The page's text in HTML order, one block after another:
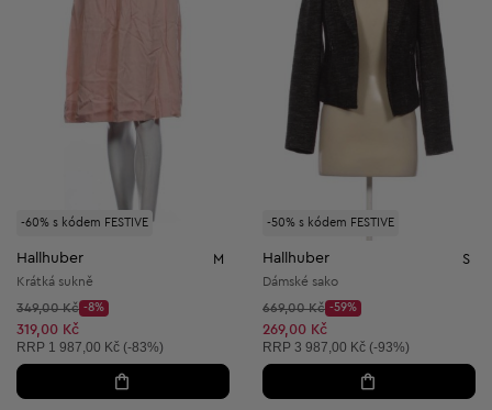
-60% s kódem FESTIVE
Hallhuber M
Krátká sukně
Původní cena:
349,00 Kč
Discount Price:
-8%
Snížená cena:
319,00 Kč
Doporučená cena:
RRP 1 987,00 Kč (-83%)
-50% s kódem FESTIVE
Hallhuber S
Dámské sako
Původní cena:
669,00 Kč
Discount Price:
-59%
Snížená cena:
269,00 Kč
Doporučená cena:
RRP 3 987,00 Kč (-93%)